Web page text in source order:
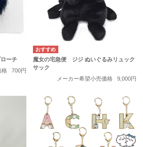
ーチ
格
700円
魔女の宅急便 ジジ ぬいぐるみリュック
サック
メーカー希望小売価格
9,000円